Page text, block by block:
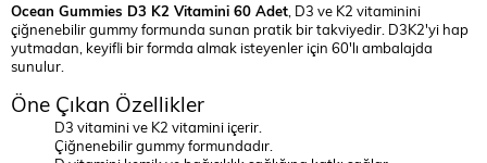
Ocean Gummies D3 K2 Vitamini 60 Adet , D3 ve K2 vitaminini
çiğnenebilir gummy formunda sunan pratik bir takviyedir. D3K2'yi hap
yutmadan, keyifli bir formda almak isteyenler için 60'lı ambalajda
sunulur.
Öne Çıkan Özellikler
D3 vitamini ve K2 vitamini içerir.
Çiğnenebilir gummy formundadır.